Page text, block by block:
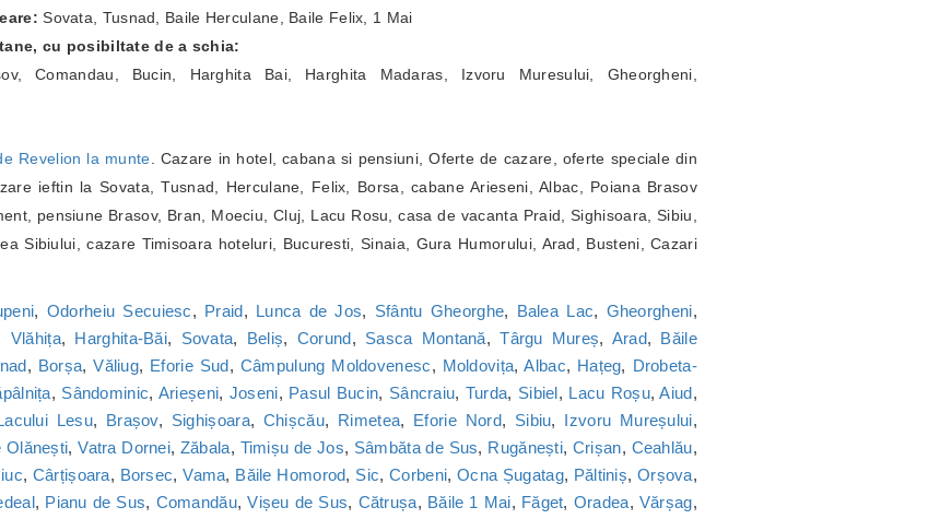
Sovata, Tusnad, Baile Herculane, Baile Felix, 1 Mai
cu posibiltate de a schia:
Comandau, Bucin, Harghita Bai, Harghita Madaras, Izvoru Muresului, Gheorgheni,
Revelion la munte. Cazare in hotel, cabana si pensiuni, Oferte de cazare, oferte speciale din
ieftin la Sovata, Tusnad, Herculane, Felix, Borsa, cabane Arieseni, Albac, Poiana Brasov
pensiune Brasov, Bran, Moeciu, Cluj, Lacu Rosu, casa de vacanta Praid, Sighisoara, Sibiu,
Sibiului, cazare Timisoara hoteluri, Bucuresti, Sinaia, Gura Humorului, Arad, Busteni, Cazari
, Odorheiu Secuiesc, Praid, Lunca de Jos, Sfântu Gheorghe, Balea Lac, Gheorgheni,
Vlăhița, Harghita-Băi, Sovata, Beliș, Corund, Sasca Montană,Târgu Mureș, Arad, Băile
, Borșa,Văliug, Eforie Sud, Câmpulung Moldovenesc, Moldovița,Albac, Hațeg, Drobeta-
, Sândominic, Arieșeni, Joseni, Pasul Bucin, Sâncraiu, Turda, Sibiel, Lacu Roșu,Aiud,
Lesu, Brașov, Sighișoara, Chișcău, Rimetea, Eforie Nord, Sibiu, Izvoru Mureșului,
Olănești,Vatra Dornei, Zăbala, Timișu de Jos, Sâmbăta de Sus, Rugănești, Crișan, Ceahlău,
, Cârțișoara, Borsec,Vama, Băile Homorod, Sic,Corbeni, Ocna Șugatag, Păltiniș, Orșova,
, Pianu de Sus, Comandău,Vișeu de Sus, Cătrușa, Băile 1 Mai, Făget, Oradea, Vărșag,